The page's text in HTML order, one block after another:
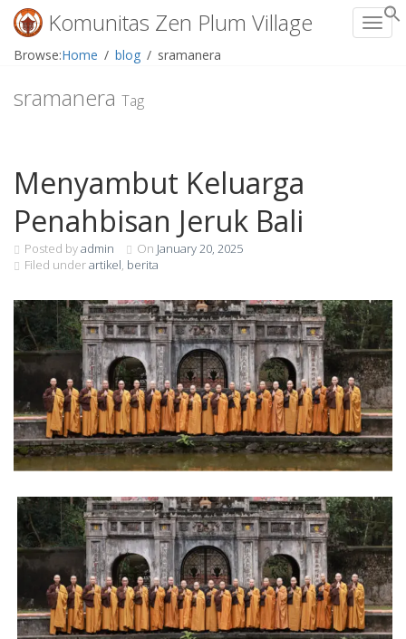
Skip
Komunitas Zen Plum Village
Browse:Home blog sramanera
sramanera Tag
Menyambut Keluarga
Penahbisan Jeruk Bali
Posted byadmin On January 20, 2025
Filed underartikel, berita